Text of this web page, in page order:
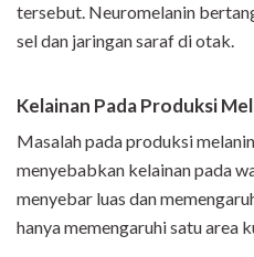
tersebut. Neuromelanin
sel dan jaringan saraf di otak.
Kelainan Pada Produksi
Masalah pada produksi
menyebabkan kelainan pada
menyebar luas dan
hanya memengaruhi satu area